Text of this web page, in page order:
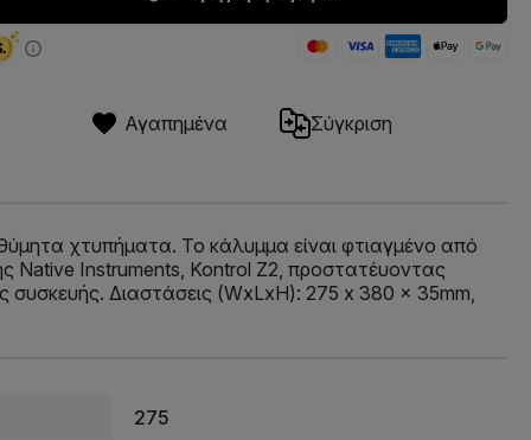
Αγαπημένα Σύγκριση
χτυπήματα. Το κάλυμμα είναι φτιαγμένο από
Native Instruments, Kontrol Z2, προστατέυοντας
συσκευής. Διαστάσεις (WxLxH): 275 x 380 x 35mm,
275